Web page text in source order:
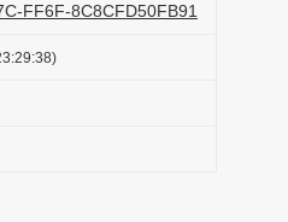
FF6F-8C8CFD50FB91